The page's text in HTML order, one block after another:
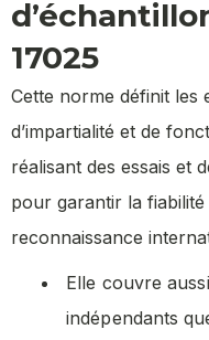
17025
Cette norme définit les
d’impartialité et de
réalisant des essais et
pour garantir la
reconnaissance
Elle couvre
indépendants